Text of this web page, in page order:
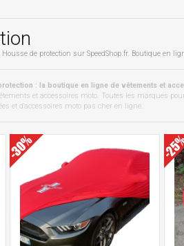
de protection sur SpeedShop.fr. Boutique en
: la boutique en ligne de vêtements et
et accessoires moto. Toutes les marques
et d'accessoires moto pas cher en ligne.